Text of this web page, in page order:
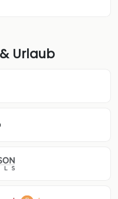
Urlaub